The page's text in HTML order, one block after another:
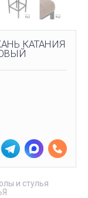
КАТАНИЯ
и стулья